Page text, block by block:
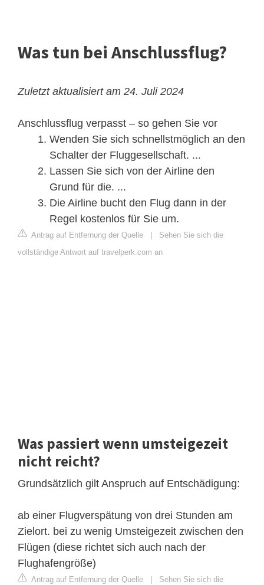
Was tun bei Anschlussflug?
Zuletzt aktualisiert am 24. Juli 2024
Anschlussflug verpasst – so gehen Sie vor
Wenden Sie sich schnellstmöglich an den
Schalter der Fluggesellschaft. ...
Lassen Sie sich von der Airline den
Grund für die. ...
Die Airline bucht den Flug dann in der
Regel kostenlos für Sie um.
Antrag auf Entfernung der Quelle
Sehen Sie sich die
vollständige Antwort auf travelperk.com an
Was passiert wenn umsteigezeit
nicht reicht?
Grundsätzlich gilt Anspruch auf Entschädigung:
ab einer Flugverspätung von drei Stunden am
Zielort. bei zu wenig Umsteigezeit zwischen den
Flügen (diese richtet sich auch nach der
Flughafengröße)
Antrag auf Entfernung der Quelle
Sehen Sie sich die